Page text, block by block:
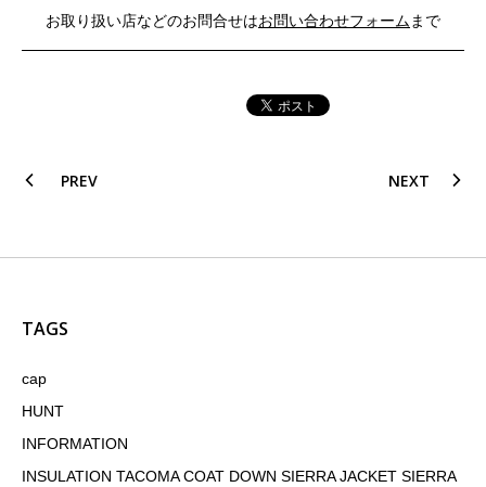
お取り扱い店などのお問合せはお問い合わせフォーム まで
PREV NEXT
TAGS
cap
HUNT
INFORMATION
INSULATION TACOMA COAT DOWN SIERRA JACKET SIERRA